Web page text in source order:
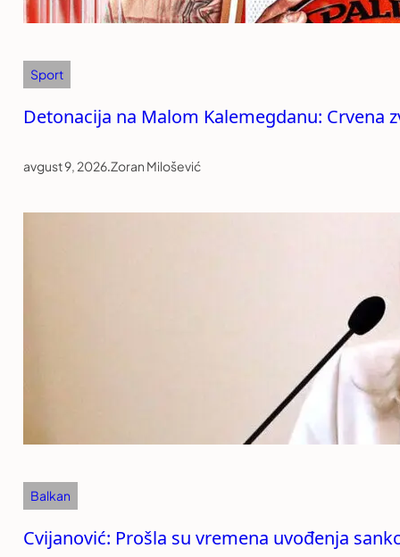
Sport
Detonacija na Malom Kalemegdanu: Crvena
avgust 9, 2026.Zoran Milošević
Balkan
Cvijanović: Prošla su vremena uvođenja